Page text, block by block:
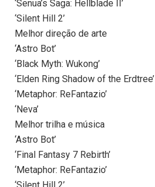
‘Senua’s Saga: Hellblade II’
‘Silent Hill 2’
Melhor direção de arte
‘Astro Bot’
‘Black Myth: Wukong’
‘Elden Ring Shadow of the Erdtree’
‘Metaphor: ReFantazio’
‘Neva’
Melhor trilha e música
‘Astro Bot’
‘Final Fantasy 7 Rebirth’
‘Metaphor: ReFantazio’